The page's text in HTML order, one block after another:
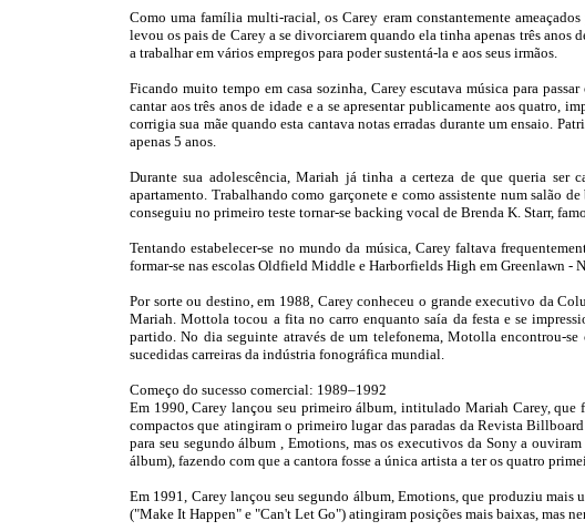
Como uma família multi-racial, os Carey eram constantemente
levou os pais de Carey a se divorciarem quando ela tinha apenas três anos
a trabalhar em vários empregos para poder sustentá-la e aos seus irmãos.
Ficando muito tempo em casa sozinha, Carey escutava música para
cantar aos três anos de idade e a se apresentar publicamente aos quatro,
corrigia sua mãe quando esta cantava notas erradas durante um ensaio.
apenas 5 anos.
Durante sua adolescência, Mariah já tinha a certeza de que queria ser
apartamento. Trabalhando como garçonete e como assistente num salão
conseguiu no primeiro teste tornar-se backing vocal de Brenda K. Starr,
Tentando estabelecer-se no mundo da música, Carey faltava
formar-se nas escolas Oldfield Middle e Harborfields High em Greenlawn -
Por sorte ou destino, em 1988, Carey conheceu o grande executivo da
Mariah. Mottola tocou a fita no carro enquanto saía da festa e se
partido. No dia seguinte através de um telefonema, Motolla encontrou-
sucedidas carreiras da indústria fonográfica mundial.
Começo do sucesso comercial: 1989–1992
Em 1990, Carey lançou seu primeiro álbum, intitulado Mariah Carey, que
compactos que atingiram o primeiro lugar das paradas da Revista
para seu segundo álbum , Emotions, mas os executivos da Sony a
álbum), fazendo com que a cantora fosse a única artista a ter os quatro
Em 1991, Carey lançou seu segundo álbum, Emotions, que produziu
("Make It Happen" e "Can't Let Go") atingiram posições mais baixas, mas